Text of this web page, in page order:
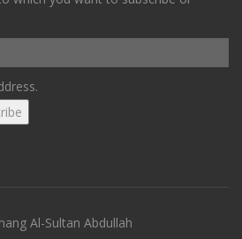
Al-Sultan Abdullah